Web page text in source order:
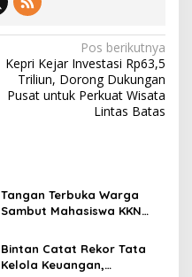
Pos berikutnya
Kepri Kejar Investasi Rp63,5
Triliun, Dorong Dukungan
Pusat untuk Perkuat Wisata
Lintas Batas
Tangan Terbuka Warga
Sambut Mahasiswa KKN
Bintan Catat Rekor Tata
Kelola Keuangan,